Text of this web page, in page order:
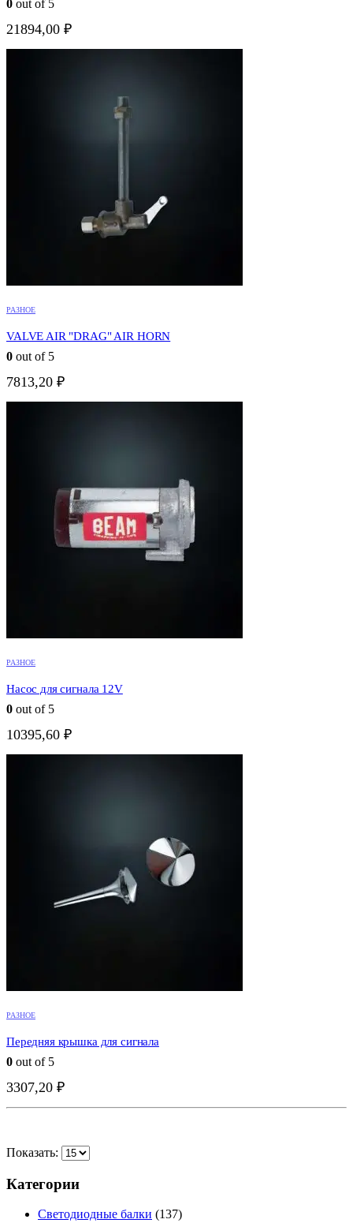
0 out of 5
21894,00 ₽
РАЗНОЕ
VALVE AIR "DRAG" AIR HORN
0 out of 5
7813,20 ₽
РАЗНОЕ
Насос для сигнала 12V
0 out of 5
10395,60 ₽
РАЗНОЕ
Передняя крышка для сигнала
0 out of 5
3307,20 ₽
Показать:
Категории
Светодиодные балки (137)